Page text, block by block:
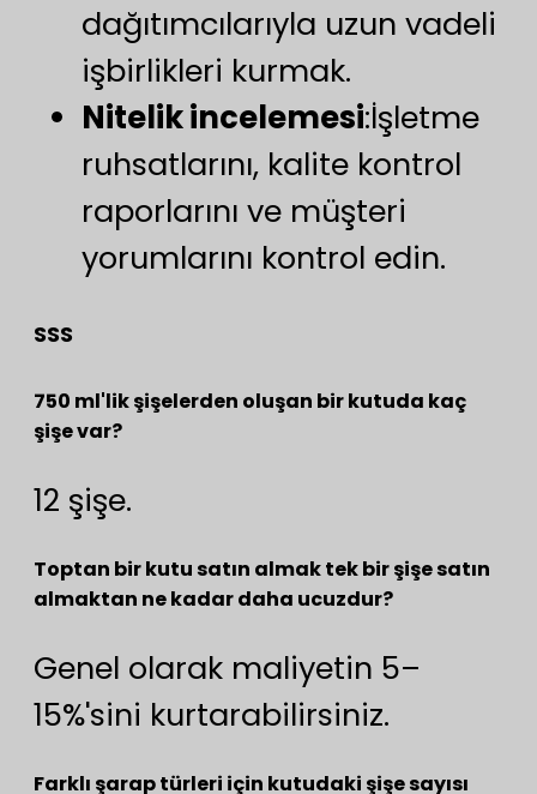
dağıtımcılarıyla uzun vadeli
işbirlikleri kurmak.
Nitelik incelemesi:İşletme
ruhsatlarını, kalite kontrol
raporlarını ve müşteri
yorumlarını kontrol edin.
SSS
750 ml'lik şişelerden oluşan bir kutuda kaç
şişe var?
12 şişe.
Toptan bir kutu satın almak tek bir şişe satın
almaktan ne kadar daha ucuzdur?
Genel olarak maliyetin 5–
15%'sini kurtarabilirsiniz.
Farklı şarap türleri için kutudaki şişe sayısı